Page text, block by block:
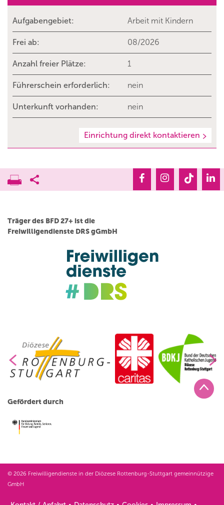
Aufgabengebiet: Arbeit mit Kindern
Frei ab: 08/2026
Anzahl freier Plätze: 1
Führerschein erforderlich: nein
Unterkunft vorhanden: nein
Einrichtung direkt kontaktieren
Träger des BFD 27+ ist die
Freiwilligendienste DRS gGmbH
Gefördert durch
© 2026 Freiwilligendienste in der Diözese Rottenburg-Stuttgart gemeinnützige
GmbH